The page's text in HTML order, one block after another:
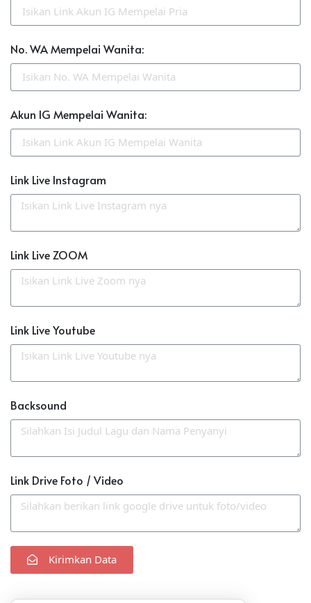
No. WA Mempelai Wanita:
Akun IG Mempelai Wanita:
Link Live Instagram
Link Live ZOOM
Link Live Youtube
Backsound
Link Drive Foto / Video
Kirimkan Data